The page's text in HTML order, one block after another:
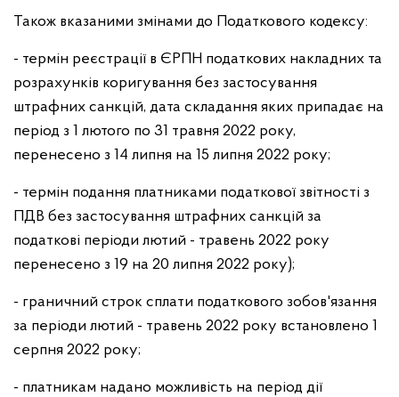
Також вказаними змінами до Податкового кодексу:
- термін реєстрації в ЄРПН податкових накладних та
розрахунків коригування без застосування
штрафних санкцій, дата складання яких припадає на
період з 1 лютого по 31 травня 2022 року,
перенесено з 14 липня на 15 липня 2022 року;
- термін подання платниками податкової звітності з
ПДВ без застосування штрафних санкцій за
податкові періоди лютий - травень 2022 року
перенесено з 19 на 20 липня 2022 року);
- граничний строк сплати податкового зобов'язання
за періоди лютий - травень 2022 року встановлено 1
серпня 2022 року;
- платникам надано можливість на період дії